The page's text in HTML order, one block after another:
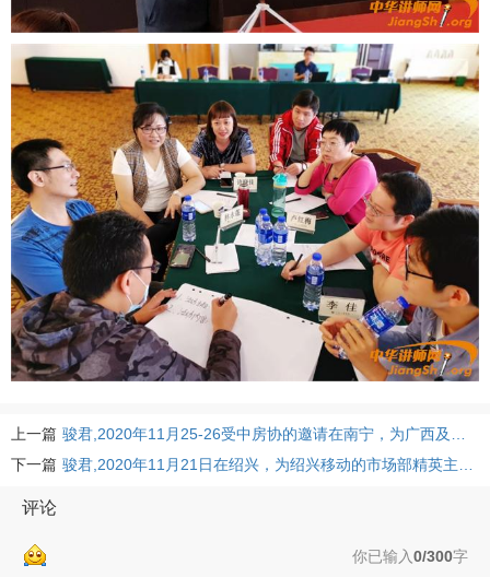
上一篇
骏君,2020年11月25-26受中房协的邀请在南宁，为广西及全国各地的地产精英们主讲《房地产行业的新媒体营销策划与高效拓客实战》！
下一篇
骏君,2020年11月21日在绍兴，为绍兴移动的市场部精英主讲《互联网新思维与创新营销实训》。
评论
你已输入0/300字